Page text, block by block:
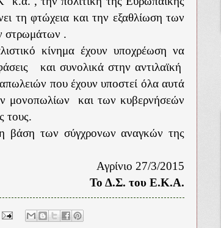
τη φτώχεια και την εξαθλίωση των
στρωμάτων .
κίνημα έχουν υποχρέωση να
και συνολικά στην αντιλαϊκή
που έχουν υποστεί όλα αυτά
μονοπωλίων
και των κυβερνήσεών
τους.
βάση των σύγχρονων αναγκών της
Αγρίνιο 27/3/2015
Το Δ.Σ. του Ε.Κ.Α.